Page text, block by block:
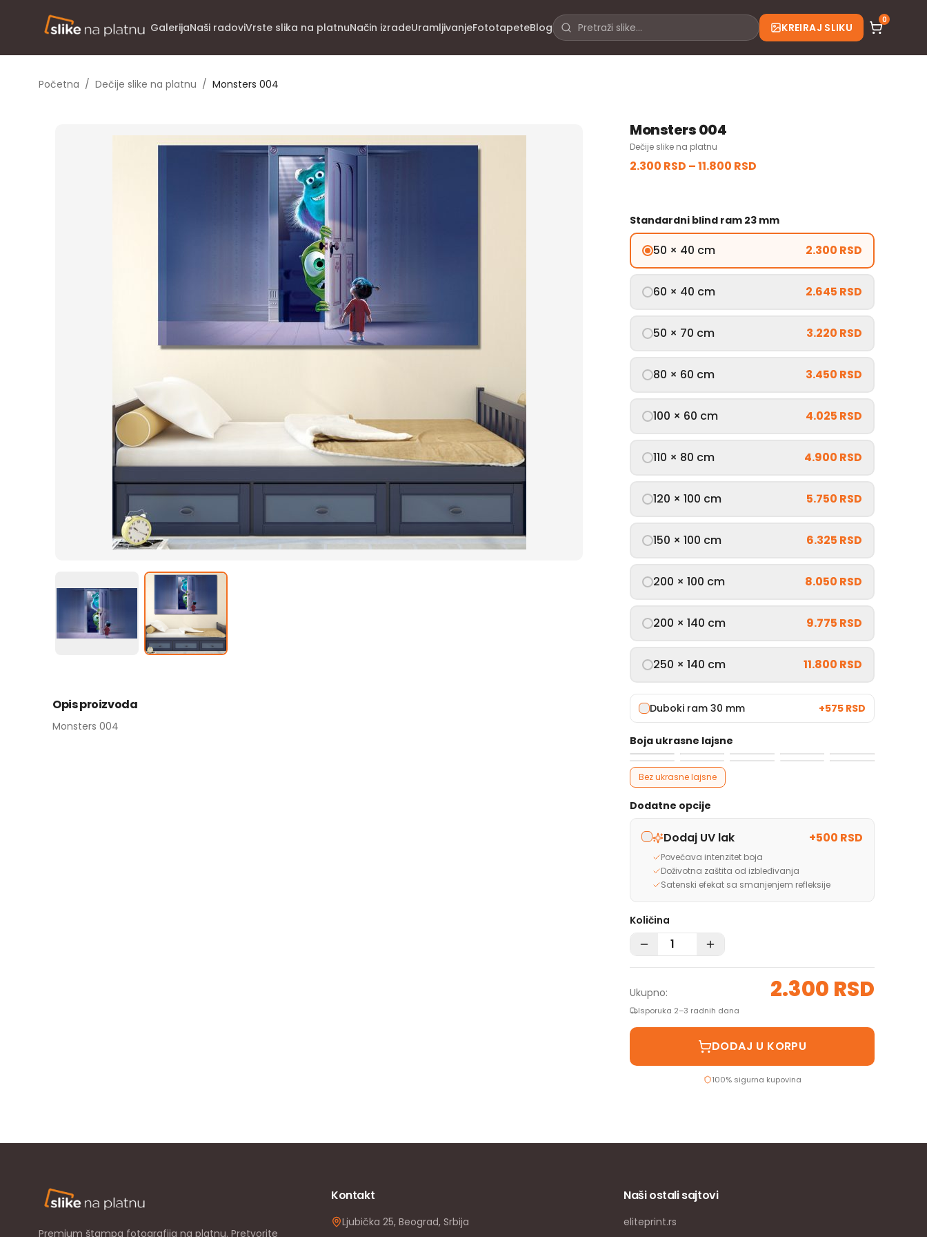
GalerijaNaši radoviVrste slika na platnuNačin izradeUramljivanjeFototapeteBlog KREIRAJ SLIKU
0
Početna / Dečije slike na platnu / Monsters 004
Opis proizvoda
Monsters 004
Monsters 004
Dečije slike na platnu
2.300 RSD –11.800 RSD
Standardni blind ram 23 mm
50 × 40 cm 2.300 RSD
60 × 40 cm 2.645 RSD
50 × 70 cm 3.220 RSD
80 × 60 cm 3.450 RSD
100 × 60 cm 4.025 RSD
110 × 80 cm 4.900 RSD
120 × 100 cm 5.750 RSD
150 × 100 cm 6.325 RSD
200 × 100 cm 8.050 RSD
200 × 140 cm 9.775 RSD
250 × 140 cm 11.800 RSD
Duboki ram 30 mm +575 RSD
Boja ukrasne lajsne
Bez ukrasne lajsne
Dodatne opcije
Dodaj UV lak +500 RSD
Povećava intenzitet boja
Doživotna zaštita od izbleđivanja
Satenski efekat sa smanjenjem refleksije
Količina
Ukupno: 2.300 RSD
Isporuka 2–3 radnih dana
DODAJ U KORPU
100% sigurna kupovina
Premium štampa fotografija na platnu. Pretvorite
Kontakt
Ljubička 25, Beograd, Srbija
Naši ostali sajtovi
eliteprint.rs